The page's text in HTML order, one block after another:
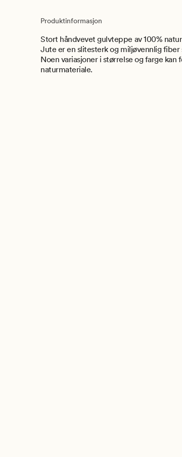
Produktinformasjon
Stort håndvevet gulvteppe av 100%
Jute er en slitesterk og miljøvennlig
Noen variasjoner i størrelse og farge
naturmateriale.